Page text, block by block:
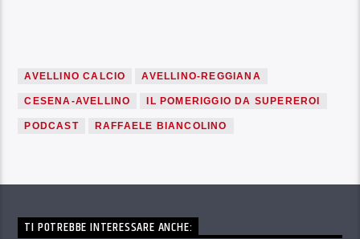
AVELLINO CALCIO AVELLINO-REGGIANA
CESENA-AVELLINO IL POMERIGGIO DA SUPEREROI
PODCAST RAFFAELE BIANCOLINO
TI POTREBBE INTERESSARE ANCHE: